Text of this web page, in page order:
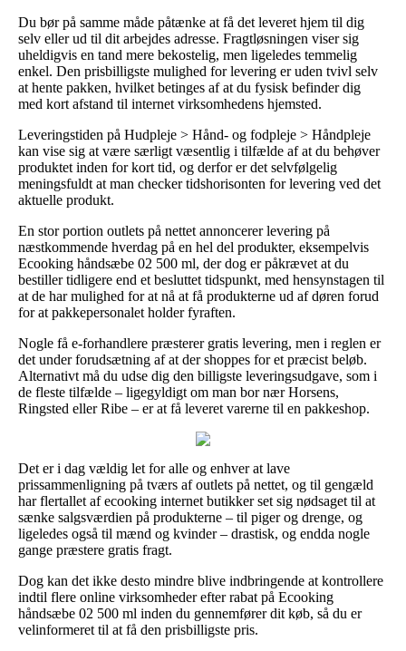
Du bør på samme måde påtænke at få det leveret hjem til dig
selv eller ud til dit arbejdes adresse. Fragtløsningen viser sig
uheldigvis en tand mere bekostelig, men ligeledes temmelig
enkel. Den prisbilligste mulighed for levering er uden tvivl selv
at hente pakken, hvilket betinges af at du fysisk befinder dig
med kort afstand til internet virksomhedens hjemsted.
Leveringstiden på Hudpleje > Hånd- og fodpleje > Håndpleje
kan vise sig at være særligt væsentlig i tilfælde af at du behøver
produktet inden for kort tid, og derfor er det selvfølgelig
meningsfuldt at man checker tidshorisonten for levering ved det
aktuelle produkt.
En stor portion outlets på nettet annoncerer levering på
næstkommende hverdag på en hel del produkter, eksempelvis
Ecooking håndsæbe 02 500 ml, der dog er påkrævet at du
bestiller tidligere end et besluttet tidspunkt, med hensynstagen til
at de har mulighed for at nå at få produkterne ud af døren forud
for at pakkepersonalet holder fyraften.
Nogle få e-forhandlere præsterer gratis levering, men i reglen er
det under forudsætning af at der shoppes for et præcist beløb.
Alternativt må du udse dig den billigste leveringsudgave, som i
de fleste tilfælde – ligegyldigt om man bor nær Horsens,
Ringsted eller Ribe – er at få leveret varerne til en pakkeshop.
Det er i dag vældig let for alle og enhver at lave
prissammenligning på tværs af outlets på nettet, og til gengæld
har flertallet af ecooking internet butikker set sig nødsaget til at
sænke salgsværdien på produkterne – til piger og drenge, og
ligeledes også til mænd og kvinder – drastisk, og endda nogle
gange præstere gratis fragt.
Dog kan det ikke desto mindre blive indbringende at kontrollere
indtil flere online virksomheder efter rabat på Ecooking
håndsæbe 02 500 ml inden du gennemfører dit køb, så du er
velinformeret til at få den prisbilligste pris.